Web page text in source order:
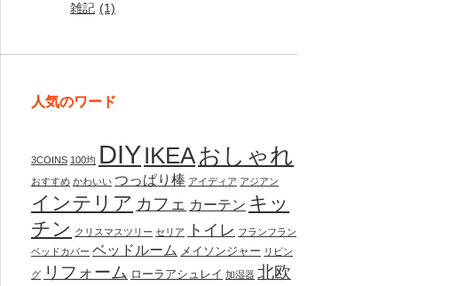
雑記 (1)
人気のワード
3COINS 100均 DIYIKEAおしゃれ
おすすめ かわいい つっぱり棒 アイディア アジアン
インテリア カフェ カーテン キッ
チン クリスマスツリー セリア トイレ フランフラン
ベッドカバー ベッドルーム メイソンジャー リビン
グ リフォーム ローラアシュレイ 加湿器 北欧